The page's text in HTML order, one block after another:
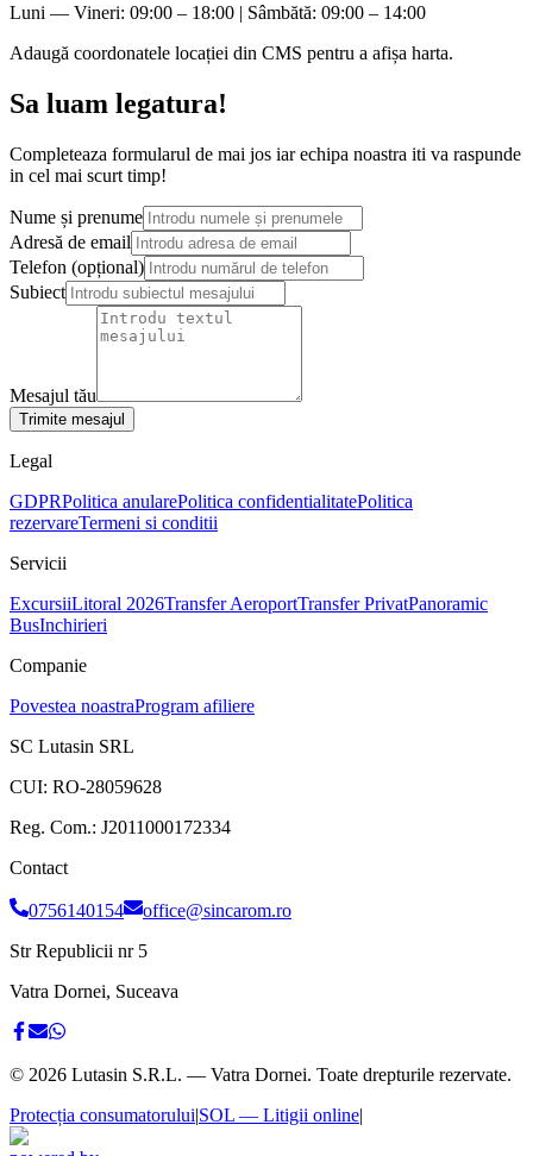
Luni — Vineri: 09:00 – 18:00 | Sâmbătă: 09:00 – 14:00
Adaugă coordonatele locației din CMS pentru a afișa harta.
Sa luam legatura!
Completeaza formularul de mai jos iar echipa noastra iti va raspunde
in cel mai scurt timp!
Nume și prenume
Adresă de email
Telefon (opțional)
Subiect
Mesajul tău
Trimite mesajul
Legal
GDPRPolitica anularePolitica confidentialitatePolitica
rezervareTermeni si conditii
Servicii
ExcursiiLitoral 2026Transfer AeroportTransfer PrivatPanoramic
BusInchirieri
Companie
Povestea noastraProgram afiliere
SC Lutasin SRL
CUI: RO-28059628
Reg. Com.: J2011000172334
Contact
0756140154
office@sincarom.ro
Str Republicii nr 5
Vatra Dornei, Suceava
© 2026 Lutasin S.R.L. — Vatra Dornei. Toate drepturile rezervate.
Protecția consumatorului|SOL — Litigii online|